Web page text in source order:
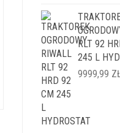
RLT 92
245 L
9999,99